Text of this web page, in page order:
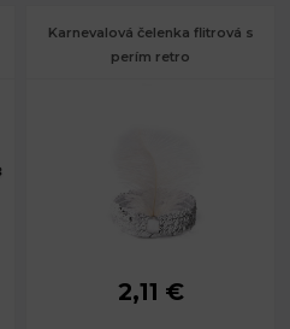
Karnevalová čelenka flitrová s
perím retro
2,5 cm
2,11 €